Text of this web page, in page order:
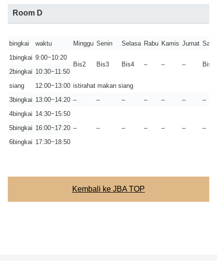
Room D
bingkai waktu Minggu Senin Selasa Rabu Kamis Jumat
1bingkai 9:00~10:20
Bis2
Bis3 Bis4 – – –
Bis1
2bingkai 10:30~11:50
siang
12:00~13:00 istirahat makan siang
3bingkai 13:00~14:20 – – – – – –
–
4bingkai 14:30~15:50
–
– – – – – –
5bingkai 16:00~17:20
6bingkai 17:30~18:50
Kembali ke JBA TOP